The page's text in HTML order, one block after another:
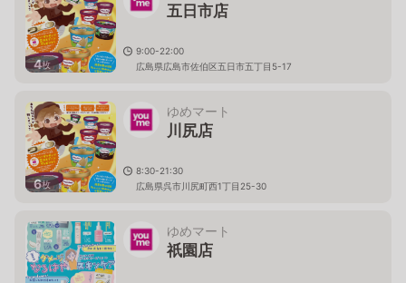
4枚
五日市店
9:00-22:00
広島県広島市佐伯区五日市五丁目5-17
6枚
ゆめマート
川尻店
8:30-21:30
広島県呉市川尻町西1丁目25-30
ゆめマート
祇園店